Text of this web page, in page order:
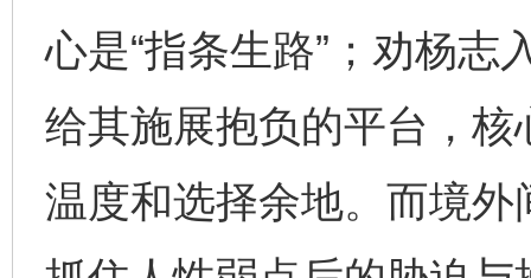
心是“指条生路”；劝杨志
给其施展抱负的平台，核
温度和选择余地。而境